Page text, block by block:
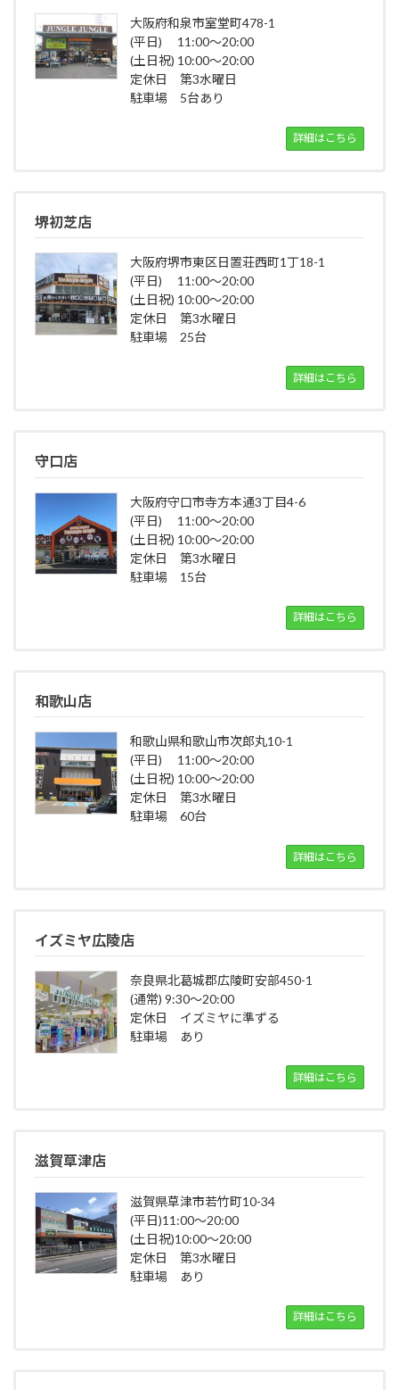
大阪府和泉市室堂町478-1
(平日) 11:00～20:00
(土日祝) 10:00～20:00
定休日 第3水曜日
駐車場 5台あり
詳細はこちら
堺初芝店
大阪府堺市東区日置荘西町1丁18-1
(平日) 11:00～20:00
(土日祝) 10:00～20:00
定休日 第3水曜日
駐車場 25台
詳細はこちら
守口店
大阪府守口市寺方本通3丁目4-6
(平日) 11:00～20:00
(土日祝) 10:00～20:00
定休日 第3水曜日
駐車場 15台
詳細はこちら
和歌山店
和歌山県和歌山市次郎丸10-1
(平日) 11:00～20:00
(土日祝) 10:00～20:00
定休日 第3水曜日
駐車場 60台
詳細はこちら
イズミヤ広陵店
奈良県北葛城郡広陵町安部450-1
(通常) 9:30～20:00
定休日 イズミヤに準ずる
駐車場 あり
詳細はこちら
滋賀草津店
滋賀県草津市若竹町10-34
(平日)11:00～20:00
(土日祝)10:00～20:00
定休日 第3水曜日
駐車場 あり
詳細はこちら